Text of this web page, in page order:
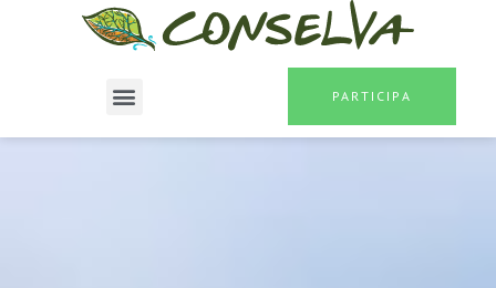
PARTICIPA